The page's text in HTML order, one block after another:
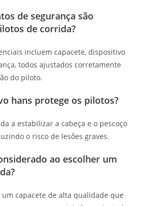
de segurança são
de corrida?
incluem capacete, dispositivo
todos ajustados corretamente
do piloto.
hans protege os pilotos?
a estabilizar a cabeça e o pescoço
o risco de lesões graves.
ao escolher um
capacete de alta qualidade que